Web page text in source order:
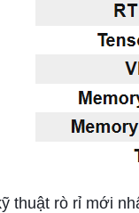
thuật rò rỉ mới